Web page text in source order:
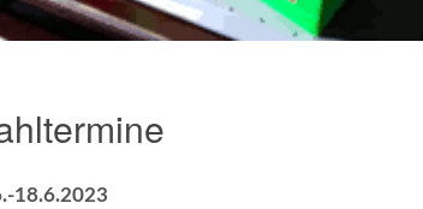
18.6.2023